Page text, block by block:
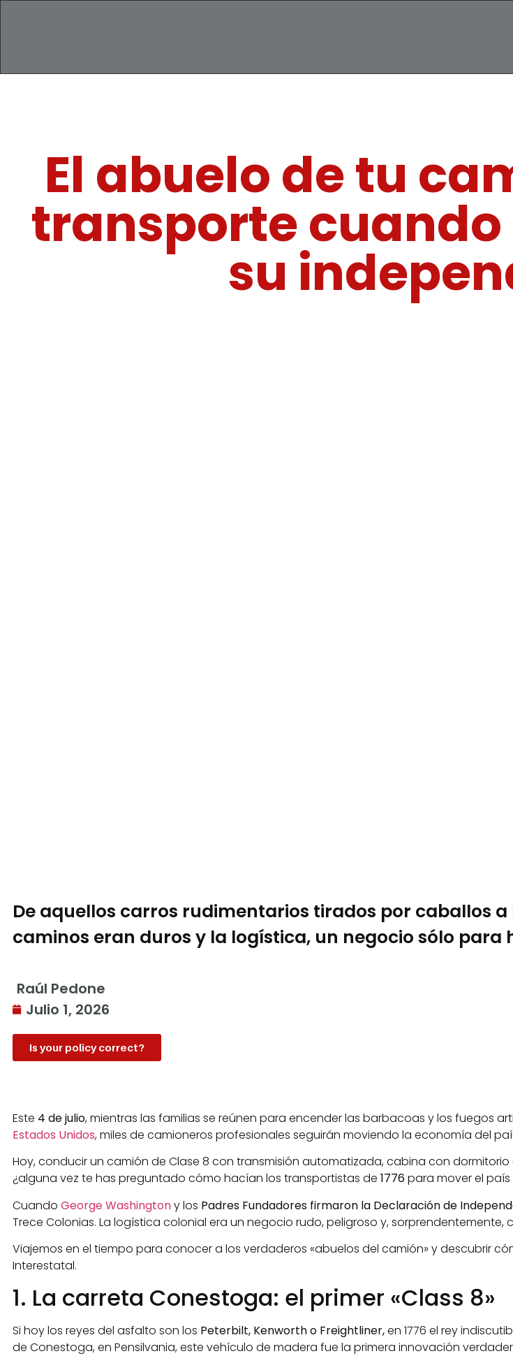
El abuelo de tu
transporte cuando
su
De aquellos carros rudimentarios tirados por caballos a
caminos eran duros y la logística, un negocio sólo para
Raúl Pedone
Julio 1, 2026
Is your policy correct?
Este 4 de julio, mientras las familias se reúnen para encender las barbacoas y los fuegos
Estados Unidos, miles de camioneros profesionales seguirán moviendo la economía del
Hoy, conducir un camión de Clase 8 con transmisión automatizada, cabina con
¿alguna vez te has preguntado cómo hacían los transportistas de 1776para mover el
Cuando George Washingtony los Padres Fundadores firmaron la Declaración de
Trece Colonias. La logística colonial era un negocio rudo, peligroso y,
Viajemos en el tiempo para conocer a los verdaderos «abuelos del camión» y descubrir
Interestatal.
1. La carreta Conestoga: el primer «Class 8»
Si hoy los reyes del asfalto son los Peterbilt, Kenworth o Freightliner,en 1776 el rey
de Conestoga, en Pensilvania, este vehículo de madera fue la primera innovación